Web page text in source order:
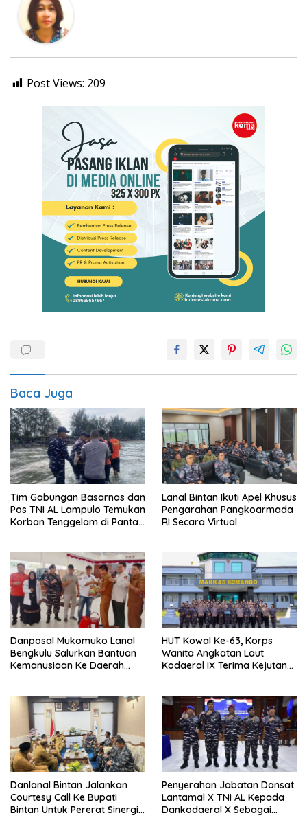
Post Views: 209
Baca Juga
Tim Gabungan Basarnas dan
Pos TNI AL Lampulo Temukan
Korban Tenggelam di Pantai
Lanal Bintan Ikuti Apel Khusus
Pengarahan Pangkoarmada
RI Secara Virtual
Danposal Mukomuko Lanal
Bengkulu Salurkan Bantuan
Kemanusiaan Ke Daerah
HUT Kowal Ke-63, Korps
Wanita Angkatan Laut
Kodaeral IX Terima Kejutan
Danlanal Bintan Jalankan
Courtesy Call Ke Bupati
Bintan Untuk Pererat Sinergi
Penyerahan Jabatan Dansat
Lantamal X TNI AL Kepada
Dankodaeral X Sebagai